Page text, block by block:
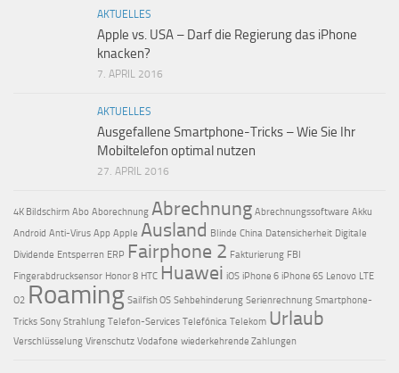
AKTUELLES
Apple vs. USA – Darf die Regierung das iPhone
knacken?
7. APRIL 2016
AKTUELLES
Ausgefallene Smartphone-Tricks – Wie Sie Ihr
Mobiltelefon optimal nutzen
27. APRIL 2016
4K Bildschirm Abo Aborechnung Abrechnung Abrechnungssoftware Akku
Android Anti-Virus App Apple Ausland Blinde China Datensicherheit Digitale
Dividende Entsperren ERP Fairphone 2 Fakturierung FBI
Fingerabdrucksensor Honor 8 HTC Huawei iOS iPhone 6 iPhone 6S Lenovo LTE
O2 Roaming Sailfish OS Sehbehinderung Serienrechnung Smartphone-
Tricks Sony Strahlung Telefon-Services Telefónica Telekom Urlaub
Verschlüsselung Virenschutz Vodafone wiederkehrende Zahlungen